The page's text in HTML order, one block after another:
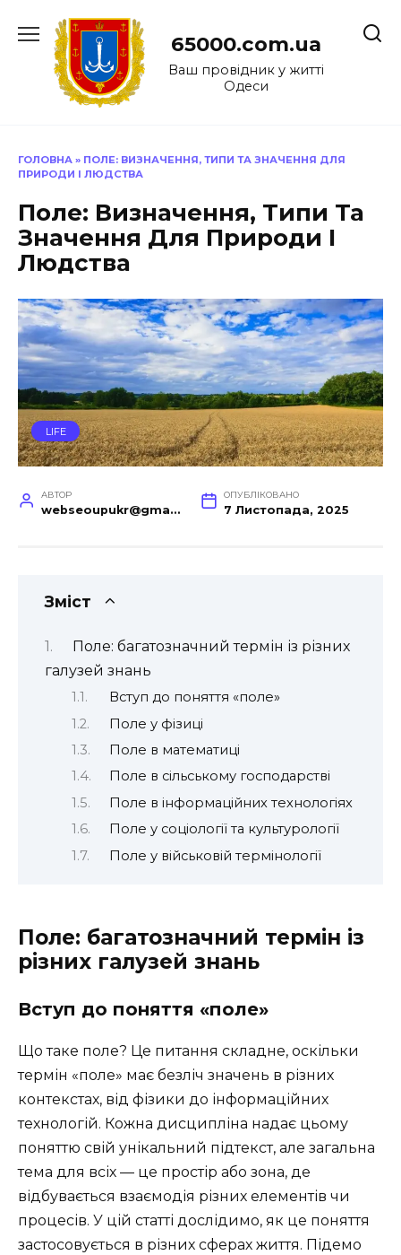
до
65000.com.ua
Ваш провідник у житті
Одеси
ГОЛОВНА » ПОЛЕ: ВИЗНАЧЕННЯ, ТИПИ ТА ЗНАЧЕННЯ ДЛЯ
ПРИРОДИ І ЛЮДСТВА
Поле: Визначення, Типи Та
Значення Для Природи І
Людства
LIFE
АВТОР
webseoupukr@gmail.com
ОПУБЛІКОВАНО
7 Листопада, 2025
Зміст
Поле: багатозначний термін із різних
галузей знань
Вступ до поняття «поле»
Поле у фізиці
Поле в математиці
Поле в сільському господарстві
Поле в інформаційних технологіях
Поле у соціології та культурології
Поле у військовій термінології
Поле: багатозначний термін із
різних галузей знань
Вступ до поняття «поле»
Що таке поле? Це питання складне, оскільки
термін «поле» має безліч значень в різних
контекстах, від фізики до інформаційних
технологій. Кожна дисципліна надає цьому
поняттю свій унікальний підтекст, але загальна
тема для всіх — це простір або зона, де
відбувається взаємодія різних елементів чи
процесів. У цій статті дослідимо, як це поняття
застосовується в різних сферах життя. Підемо